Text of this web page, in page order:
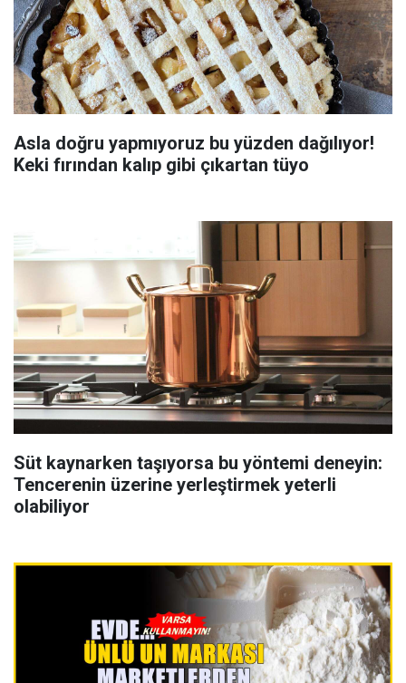
Asla doğru yapmıyoruz bu yüzden dağılıyor!
Keki fırından kalıp gibi çıkartan tüyo
Süt kaynarken taşıyorsa bu yöntemi deneyin:
Tencerenin üzerine yerleştirmek yeterli
olabiliyor